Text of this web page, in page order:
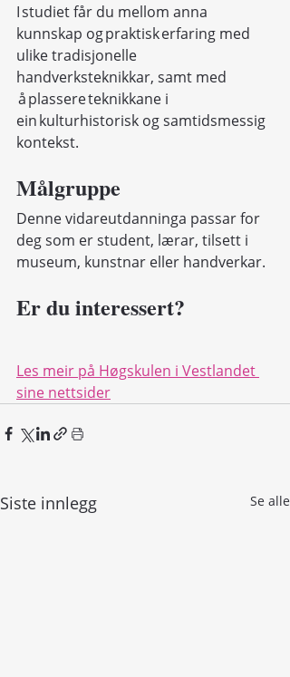
I studiet får du mellom anna
kunnskap og praktisk erfaring med
ulike tradisjonelle
handverksteknikkar, samt med
å plassere teknikkane i
ein kulturhistorisk og samtidsmessig
kontekst.
Målgruppe
Denne vidareutdanninga passar for
deg som er student, lærar, tilsett i
museum, kunstnar eller handverkar.
Er du interessert?
Les meir på Høgskulen i Vestlandet
sine nettsider
Siste innlegg Se alle